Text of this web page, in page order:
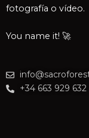
fotografía o vídeo.
You name it! 🚀
+34 663 929 632